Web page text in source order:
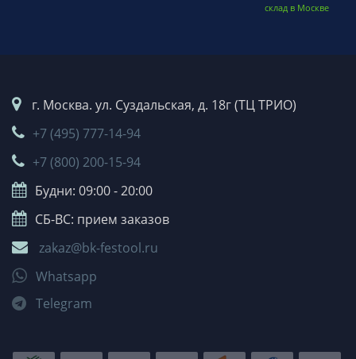
склад в Москве
г. Москва. ул. Суздальская, д. 18г (ТЦ ТРИО)
+7 (495) 777-14-94
+7 (800) 200-15-94
Будни: 09:00 - 20:00
СБ-ВС: прием заказов
zakaz@bk-festool.ru
Whatsapp
Telegram